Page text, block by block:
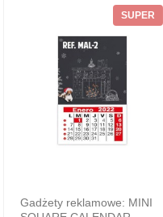
SUPER
Gadżety reklamowe: MINI